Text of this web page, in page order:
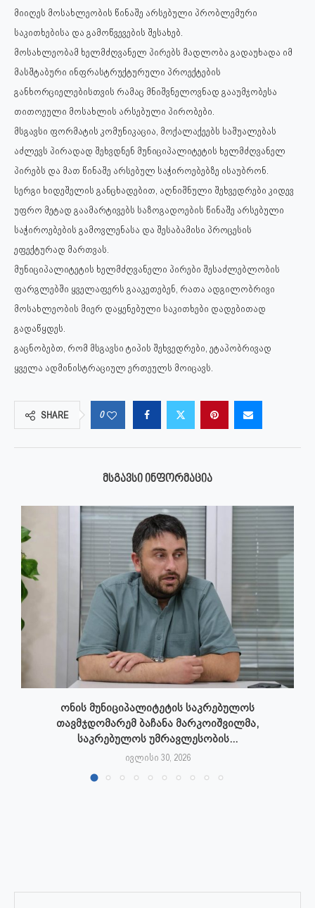
მიიღეს მოსახლეობის წინაშე არსებული პრობლემური
საკითხებისა და გამოწვევების შესახებ.
მოსახლეობამ ხელმძღვანელ პირებს მადლობა გადაუხადა იმ
მასშტაბური ინფრასტრუქტურული პროექტების
განხორციელებისთვის რამაც მნიშვნელოვნად გააუმჯობესა
თითოეული მოსახლის არსებული პირობები.
მსგავსი ფორმატის კომუნიკაცია, მოქალაქეებს საშუალებას
აძლევს პირადად შეხვდნენ მუნიციპალიტეტის ხელმძღვანელ
პირებს და მათ წინაშე არსებულ საჭიროებებზე ისაუბრონ.
სერგი ხიდეშელის განცხადებით, აღნიშნული შეხვედრები კიდევ
უფრო მეტად გაამარტივებს საზოგადოების წინაშე არსებული
საჭიროებების გამოვლენასა და შესაბამისი პროცესის
ეფექტურად მართვას.
მუნიციპალიტეტის ხელმძღვანელი პირები შესაძლებლობის
ფარგლებში ყველაფერს გააკეთებენ, რათა ადგილობრივი
მოსახლეობის მიერ დაყენებული საკითხები დადებითად
გადაწყდეს.
გაცნობებთ, რომ მსგავსი ტიპის შეხვედრები, ეტაპობრივად
ყველა ადმინისტრაციულ ერთეულს მოიცავს.
SHARE 0
ᲛᲡᲒᲐᲕᲡᲘ ᲘᲜᲤᲝᲠᲛᲐᲪᲘᲐ
ონის მუნიციპალიტეტის საკრებულოს
თავმჯდომარემ ბაჩანა მარკოიშვილმა,
საკრებულოს უმრავლესობის...
ივლისი 30, 2026